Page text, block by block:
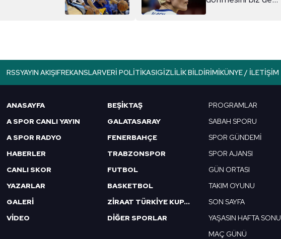
RSSYAYIN AKIŞIFREKANSLARVERI POLITIKASIGIZLILIK BILDIRIMIKÜNYE / İLETIŞIM
ANASAYFA
A SPOR CANLI YAYIN
A SPOR RADYO
HABERLER
CANLI SKOR
YAZARLAR
GALERİ
VİDEO
BEŞİKTAŞ
GALATASARAY
FENERBAHÇE
TRABZONSPOR
FUTBOL
BASKETBOL
ZİRAAT TÜRKİYE KUPASI
DİĞER SPORLAR
PROGRAMLAR
SABAH SPORU
SPOR GÜNDEMİ
SPOR AJANSI
GÜN ORTASI
TAKIM OYUNU
SON SAYFA
YAŞASIN HAFTA SONU
MAÇ GÜNÜ